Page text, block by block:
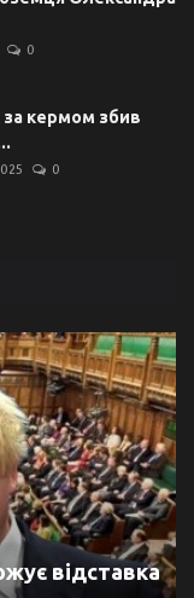
0
за кермом збив
0
відставка